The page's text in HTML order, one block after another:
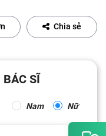
Chia sẻ
BÁC SĨ
Nam Nữ